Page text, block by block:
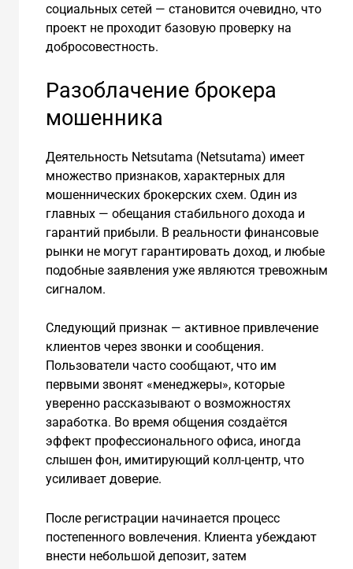
социальных сетей — становится очевидно, что
проект не проходит базовую проверку на
добросовестность.
Разоблачение брокера
мошенника
Деятельность Netsutama (Netsutama) имеет
множество признаков, характерных для
мошеннических брокерских схем. Один из
главных — обещания стабильного дохода и
гарантий прибыли. В реальности финансовые
рынки не могут гарантировать доход, и любые
подобные заявления уже являются тревожным
сигналом.
Следующий признак — активное привлечение
клиентов через звонки и сообщения.
Пользователи часто сообщают, что им
первыми звонят «менеджеры», которые
уверенно рассказывают о возможностях
заработка. Во время общения создаётся
эффект профессионального офиса, иногда
слышен фон, имитирующий колл-центр, что
усиливает доверие.
После регистрации начинается процесс
постепенного вовлечения. Клиента убеждают
внести небольшой депозит, затем